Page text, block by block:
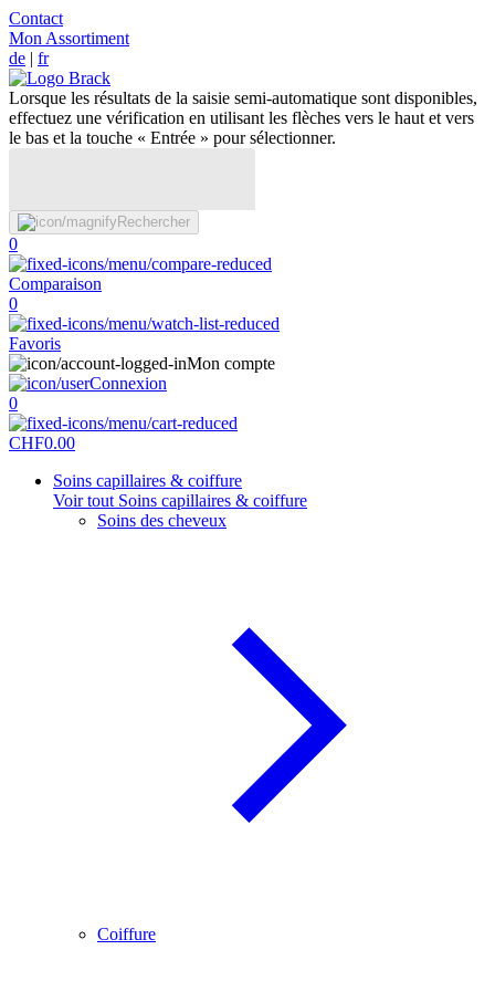
Contact
Mon Assortiment
de | fr
Lorsque les résultats de la saisie semi-automatique sont disponibles,
effectuez une vérification en utilisant les flèches vers le haut et vers
le bas et la touche « Entrée » pour sélectionner.
Rechercher
0
Comparaison
0
Favoris
Mon compte
Connexion
0
CHF0.00
Soins capillaires & coiffure
Voir tout Soins capillaires & coiffure
Soins des cheveux
Coiffure